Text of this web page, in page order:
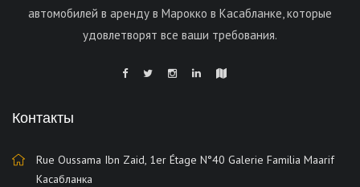
автомобилей в аренду в Марокко в Касабланке, которые
удовлетворят все ваши требования.
Контакты
Rue Oussama Ibn Zaid, 1er Étage N°40 Galerie Familia Maarif
Касабланка